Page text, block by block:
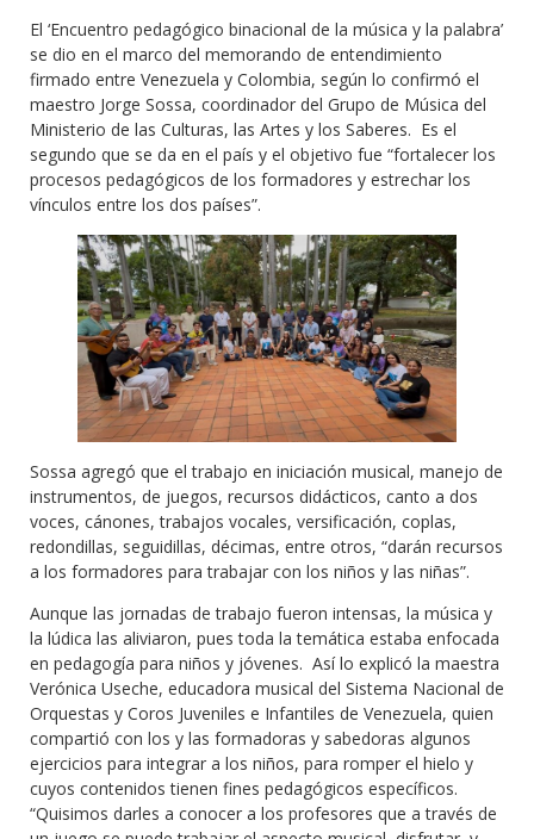
El ‘Encuentro pedagógico binacional de la música y la palabra’
se dio en el marco del memorando de entendimiento
firmado entre Venezuela y Colombia, según lo confirmó el
maestro Jorge Sossa, coordinador del Grupo de Música del
Ministerio de las Culturas, las Artes y los Saberes. Es el
segundo que se da en el país y el objetivo fue “fortalecer los
procesos pedagógicos de los formadores y estrechar los
vínculos entre los dos países”.
Sossa agregó que el trabajo en iniciación musical, manejo de
instrumentos, de juegos, recursos didácticos, canto a dos
voces, cánones, trabajos vocales, versificación, coplas,
redondillas, seguidillas, décimas, entre otros, “darán recursos
a los formadores para trabajar con los niños y las niñas”.
Aunque las jornadas de trabajo fueron intensas, la música y
la lúdica las aliviaron, pues toda la temática estaba enfocada
en pedagogía para niños y jóvenes. Así lo explicó la maestra
Verónica Useche, educadora musical del Sistema Nacional de
Orquestas y Coros Juveniles e Infantiles de Venezuela, quien
compartió con los y las formadoras y sabedoras algunos
ejercicios para integrar a los niños, para romper el hielo y
cuyos contenidos tienen fines pedagógicos específicos.
“Quisimos darles a conocer a los profesores que a través de